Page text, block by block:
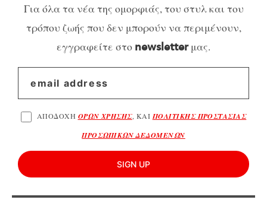
Για όλα τα νέα της ομορφιάς, του στυλ και του
τρόπου ζωής που δεν μπορούν να περιμένουν,
εγγραφείτε στο newsletterμας.
ΑΠΟΔΟΧΗ ΟΡΩΝ ΧΡΗΣΗΣ, ΚΑΙ ΠΟΛΙΤΙΚΗΣ ΠΡΟΣΤΑΣΙΑΣ
ΠΡΟΣΩΠΙΚΩΝ ΔΕΔΟΜΕΝΩΝ
SIGN UP